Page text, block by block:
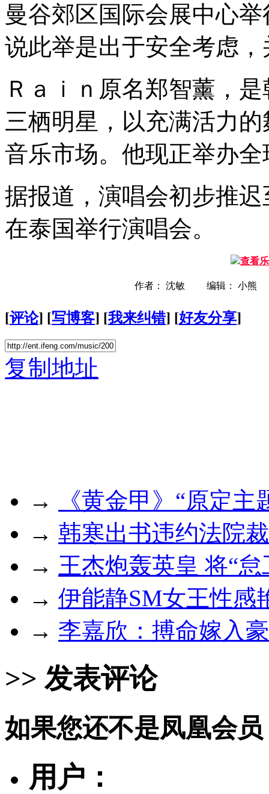
曼谷郊区国际会展中心
说此举是出于安全考虑
Ｒａｉｎ原名郑智薰，
三栖明星，以充满活力
音乐市场。他现正举办
据报道，演唱会初步推
在泰国举行演唱会。
查看
作者： 沈敏 编辑： 小熊
[评论] [写博客] [我来纠错] [好友分享]
复制地址
→
《黄金甲》“原定
→ 韩寒出书违约法院
→ 王杰炮轰英皇 将“
→ 伊能静SM女王性感
→ 李嘉欣：搏命嫁入
>> 发表评论
如果您还不是凤凰会
用户：